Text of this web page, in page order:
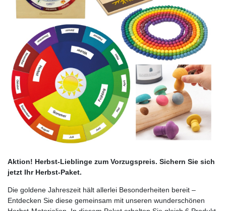
Aktion! Herbst-Lieblinge zum Vorzugspreis. Sichern Sie sich
jetzt Ihr Herbst-Paket.
Die goldene Jahreszeit hält allerlei Besonderheiten bereit –
Entdecken Sie diese gemeinsam mit unseren wunderschönen